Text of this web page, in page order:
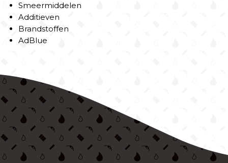
Smeermiddelen
Additieven
Brandstoffen
AdBlue